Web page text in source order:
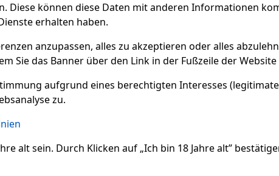
Diese können diese Daten mit anderen Informationen
erhalten haben.
anzupassen, alles zu akzeptieren oder alles
Sie das Banner über den Link in der Fußzeile der
aufgrund eines berechtigten Interesses
zu.
alt sein. Durch Klicken auf „Ich bin 18 Jahre alt”